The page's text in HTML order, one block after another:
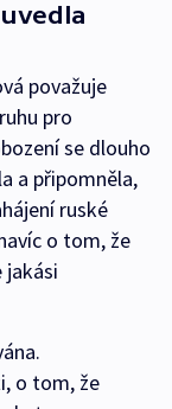
považuje
pro
se dlouho
a připomněla,
ruské
o tom, že
jakási
o tom, že